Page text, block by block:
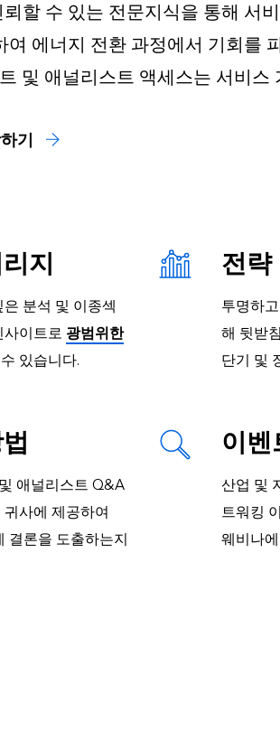
할 수 있는 전문지식을 통해 서
에너지 전환 과정에서 기회를
및 애널리스트 액세스는 서비스
기
지
분석 및 이종섹
사이트로 광범위한
있습니다.
전략
투명하
해 뒷받
단기 및
애널리스트 Q&A
사에 제공하여
결론을 도출하는지
이벤
산업 및
트워킹
웨비나